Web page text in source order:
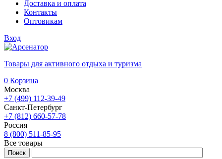
Доставка и оплата
Контакты
Оптовикам
Вход
Товары для активного отдыха и туризма
0 Корзина
Москва
+7 (499) 112-39-49
Санкт-Петербург
+7 (812) 660-57-78
Россия
8 (800) 511-85-95
Все товары